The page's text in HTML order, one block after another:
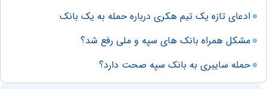
ادعای تازه یک تیم هکری درباره حمله به یک بانک‌
مشکل همراه بانک های سپه و ملی رفع شد؟
حمله سایبری به بانک سپه صحت دارد؟